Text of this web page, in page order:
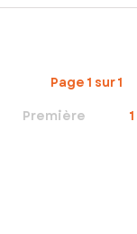
Page 1 sur 1
Première
1